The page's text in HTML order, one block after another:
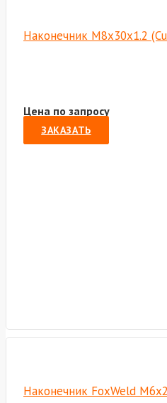
Наконечник М8х30х1.2
Цена по запросу
ЗАКАЗАТЬ
Наконечник FoxWeld